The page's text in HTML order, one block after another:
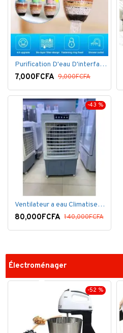
Purification D'eau D'interface De Filtre De Robinet
7,000FCFA 9,000FCFA
-43 %
Ventilateur a eau Climatiseur Mobile Grand Model.
80,000FCFA 140,000FCFA
Électroménager
-52 %